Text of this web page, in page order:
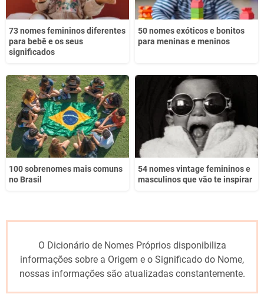
73 nomes femininos diferentes
para bebê e os seus
significados
50 nomes exóticos e bonitos
para meninas e meninos
100 sobrenomes mais comuns
no Brasil
54 nomes vintage femininos e
masculinos que vão te inspirar
O Dicionário de Nomes Próprios disponibiliza
informações sobre a Origem e o Significado do Nome,
nossas informações são atualizadas constantemente.